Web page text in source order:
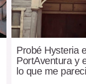
Probé Hysteria
PortAventura y
lo que me